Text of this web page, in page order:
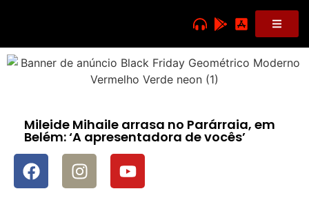
Mileide Mihaile arrasa no Parárraia, em
Belém: ‘A apresentadora de vocês’